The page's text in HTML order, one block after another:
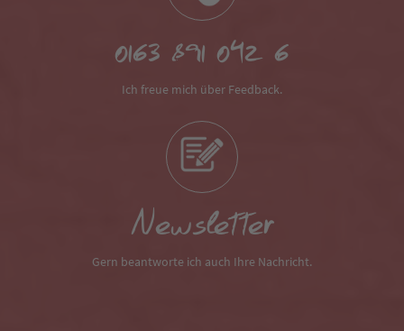
0163 891 042 6
Ich freue mich über Feedback.
Newsletter
Gern beantworte ich auch Ihre Nachricht.